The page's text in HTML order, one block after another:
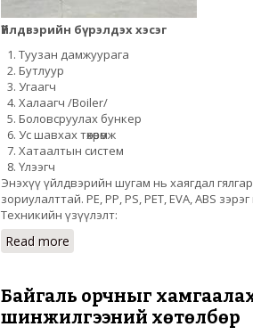
Үйлдвэрийн бүрэлдэх хэсэг
Туузан дамжуурага
Бутлуур
Угаагч
Халаагч /Boiler/
Боловсруулах бункер
Ус шавхах төхөөрөмж
Хатаалтын систем
Үлээгч
Энэхүү үйлдвэрийн шугам нь хаягдал
зориулалттай. PE, PP, PS, PET, EVA, ABS
Техникийн үзүүлэлт:
Read more
Байгаль орчныг
шинжилгээний хөтөлбөр